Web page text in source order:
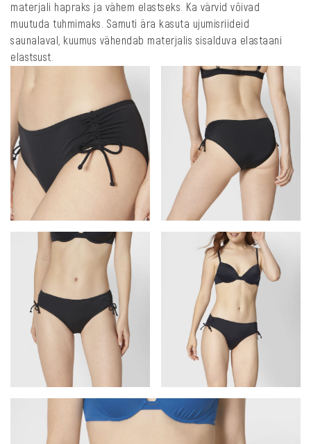
materjali hapraks ja vähem elastseks. Ka värvid võivad
muutuda tuhmimaks. Samuti ära kasuta ujumisriideid
saunalaval, kuumus vähendab materjalis sisalduva elastaani
elastsust.